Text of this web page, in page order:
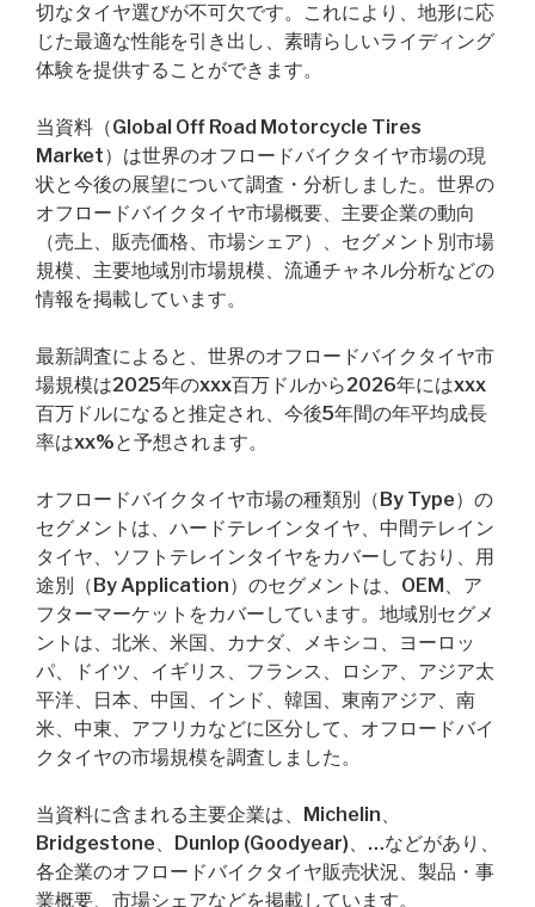
切なタイヤ選びが不可欠です。これにより、地形に応
じた最適な性能を引き出し、素晴らしいライディング
体験を提供することができます。
当資料（Global Off Road Motorcycle Tires
Market）は世界のオフロードバイクタイヤ市場の現
状と今後の展望について調査・分析しました。世界の
オフロードバイクタイヤ市場概要、主要企業の動向
（売上、販売価格、市場シェア）、セグメント別市場
規模、主要地域別市場規模、流通チャネル分析などの
情報を掲載しています。
最新調査によると、世界のオフロードバイクタイヤ市
場規模は2025年のxxx百万ドルから2026年にはxxx
百万ドルになると推定され、今後5年間の年平均成長
率はxx%と予想されます。
オフロードバイクタイヤ市場の種類別（By Type）の
セグメントは、ハードテレインタイヤ、中間テレイン
タイヤ、ソフトテレインタイヤをカバーしており、用
途別（By Application）のセグメントは、OEM、ア
フターマーケットをカバーしています。地域別セグメ
ントは、北米、米国、カナダ、メキシコ、ヨーロッ
パ、ドイツ、イギリス、フランス、ロシア、アジア太
平洋、日本、中国、インド、韓国、東南アジア、南
米、中東、アフリカなどに区分して、オフロードバイ
クタイヤの市場規模を調査しました。
当資料に含まれる主要企業は、Michelin、
Bridgestone、Dunlop (Goodyear)、…などがあり、
各企業のオフロードバイクタイヤ販売状況、製品・事
業概要、市場シェアなどを掲載しています。